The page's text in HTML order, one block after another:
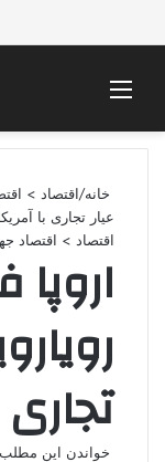
خانه/اقتصاد >
عیار تجاری با
اقتصاد > اقتصاد
تجاری
خواندن این مطلب 1 دقیقه زمان میبرد